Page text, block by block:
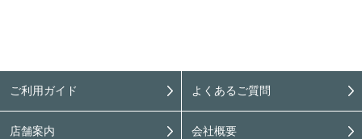
ご利用ガイド よくあるご質問
店舗案内 会社概要